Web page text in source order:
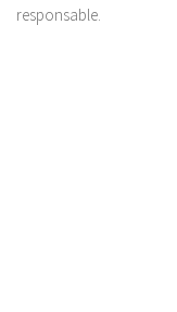
responsable.